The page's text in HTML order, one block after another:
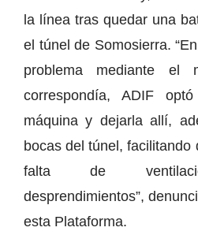
la línea tras quedar una
el túnel de Somosierra.
problema mediante el
correspondía, ADIF
máquina y dejarla allí,
bocas del túnel, facilitando
falta de
desprendimientos”,
esta Plataforma.